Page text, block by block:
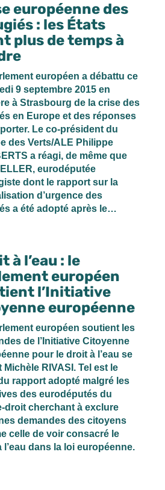
européenne des
: les États
plus de temps à
européen a débattu ce
9 septembre 2015 en
à Strasbourg de la crise des
en Europe et des réponses
Le co-président du
des Verts/ALE Philippe
a réagi, de même que
eurodéputée
dont le rapport sur la
d’urgence des
a été adopté après le…
à l’eau : le
européen
l’Initiative
européenne
européen soutient les
de l’Initiative Citoyenne
pour le droit à l’eau se
Michèle RIVASI. Tel est le
rapport adopté malgré les
des eurodéputés du
droit cherchant à exclure
demandes des citoyens
celle de voir consacré le
l’eau dans la loi européenne.